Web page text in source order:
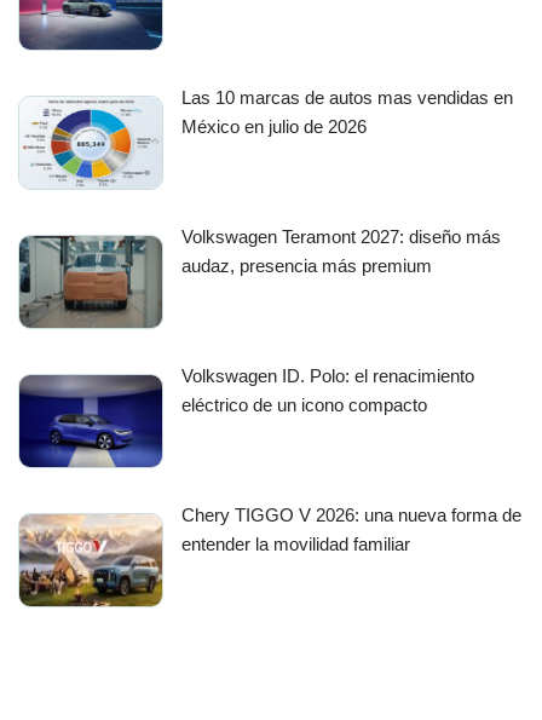
Las 10 marcas de autos mas vendidas en
México en julio de 2026
Volkswagen Teramont 2027: diseño más
audaz, presencia más premium
Volkswagen ID. Polo: el renacimiento
eléctrico de un icono compacto
Chery TIGGO V 2026: una nueva forma de
entender la movilidad familiar